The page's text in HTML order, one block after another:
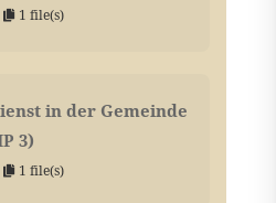
1 file(s)
in der Gemeinde
3)
1 file(s)